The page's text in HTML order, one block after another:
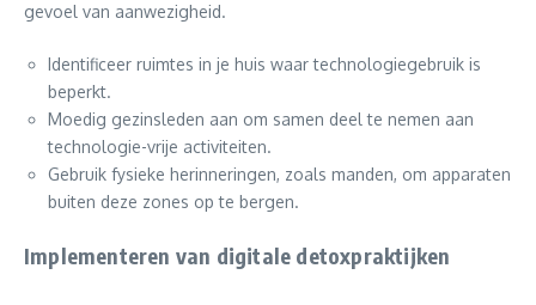
gevoel van aanwezigheid.
Identificeer ruimtes in je huis waar technologiegebruik is
beperkt.
Moedig gezinsleden aan om samen deel te nemen aan
technologie-vrije activiteiten.
Gebruik fysieke herinneringen, zoals manden, om apparaten
buiten deze zones op te bergen.
Implementeren van digitale detoxpraktijken